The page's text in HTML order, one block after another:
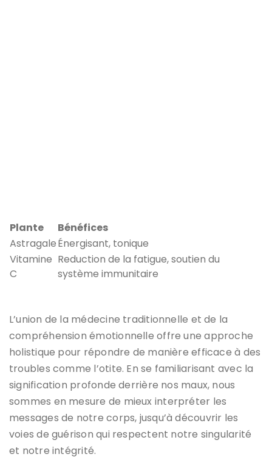
Plante
Bénéfices
AstragaleÉnergisant, tonique
Vitamine
C
Reduction de la fatigue, soutien du
système immunitaire
L’union de la médecine traditionnelle et de la
compréhension émotionnelle offre une approche
holistique pour répondre de manière efficace à des
troubles comme l’otite. En se familiarisant avec la
signification profonde derrière nos maux, nous
sommes en mesure de mieux interpréter les
messages de notre corps, jusqu’à découvrir les
voies de guérison qui respectent notre singularité
et notre intégrité.